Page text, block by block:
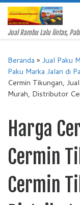
Skip to content
Jual Rambu Lalu lintas,
Beranda » Jual Paku
Paku Marka Jalan di
Cermin Tikungan,
Murah, Distributor
Harga
Cermin
Cermin